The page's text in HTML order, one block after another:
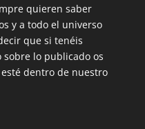
quieren saber
y a todo el universo
que si tenéis
lo publicado os
dentro de nuestro